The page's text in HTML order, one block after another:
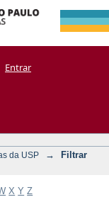
Entrar
da USP →
Filtrar
X Y Z